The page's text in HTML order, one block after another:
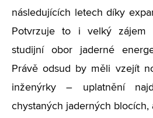
následujících letech díky
Potvrzuje to i velký zájem
studijní obor jaderné
Právě odsud by měli vzejít
inženýrky – uplatnění
chystaných jaderných blocích,